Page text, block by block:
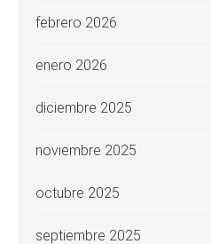
febrero 2026
enero 2026
diciembre 2025
noviembre 2025
octubre 2025
septiembre 2025